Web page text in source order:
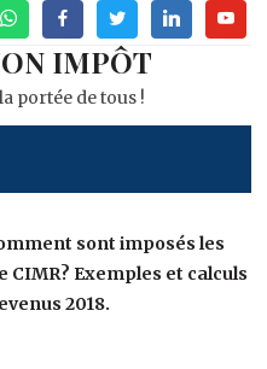
WhatsAppFacebookTwitterLinkedin
IMPÔT
portée de tous !
sont imposés les
Exemples et calculs
2018.